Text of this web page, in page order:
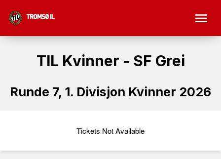
TIL Kvinner - SF Grei
Runde 7, 1. Divisjon Kvinner 2026
Tickets Not Available